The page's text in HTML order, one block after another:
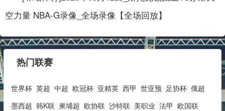
空力量 NBA-G录像_全场录像【全场回放】
热门联赛
世界杯 英超 中超 欧冠杯 亚精英 西甲 世亚预 足协杯 俄超
墨西超 韩K联 柬埔超 欧协联 沙特联 美职业 法甲 欧国联